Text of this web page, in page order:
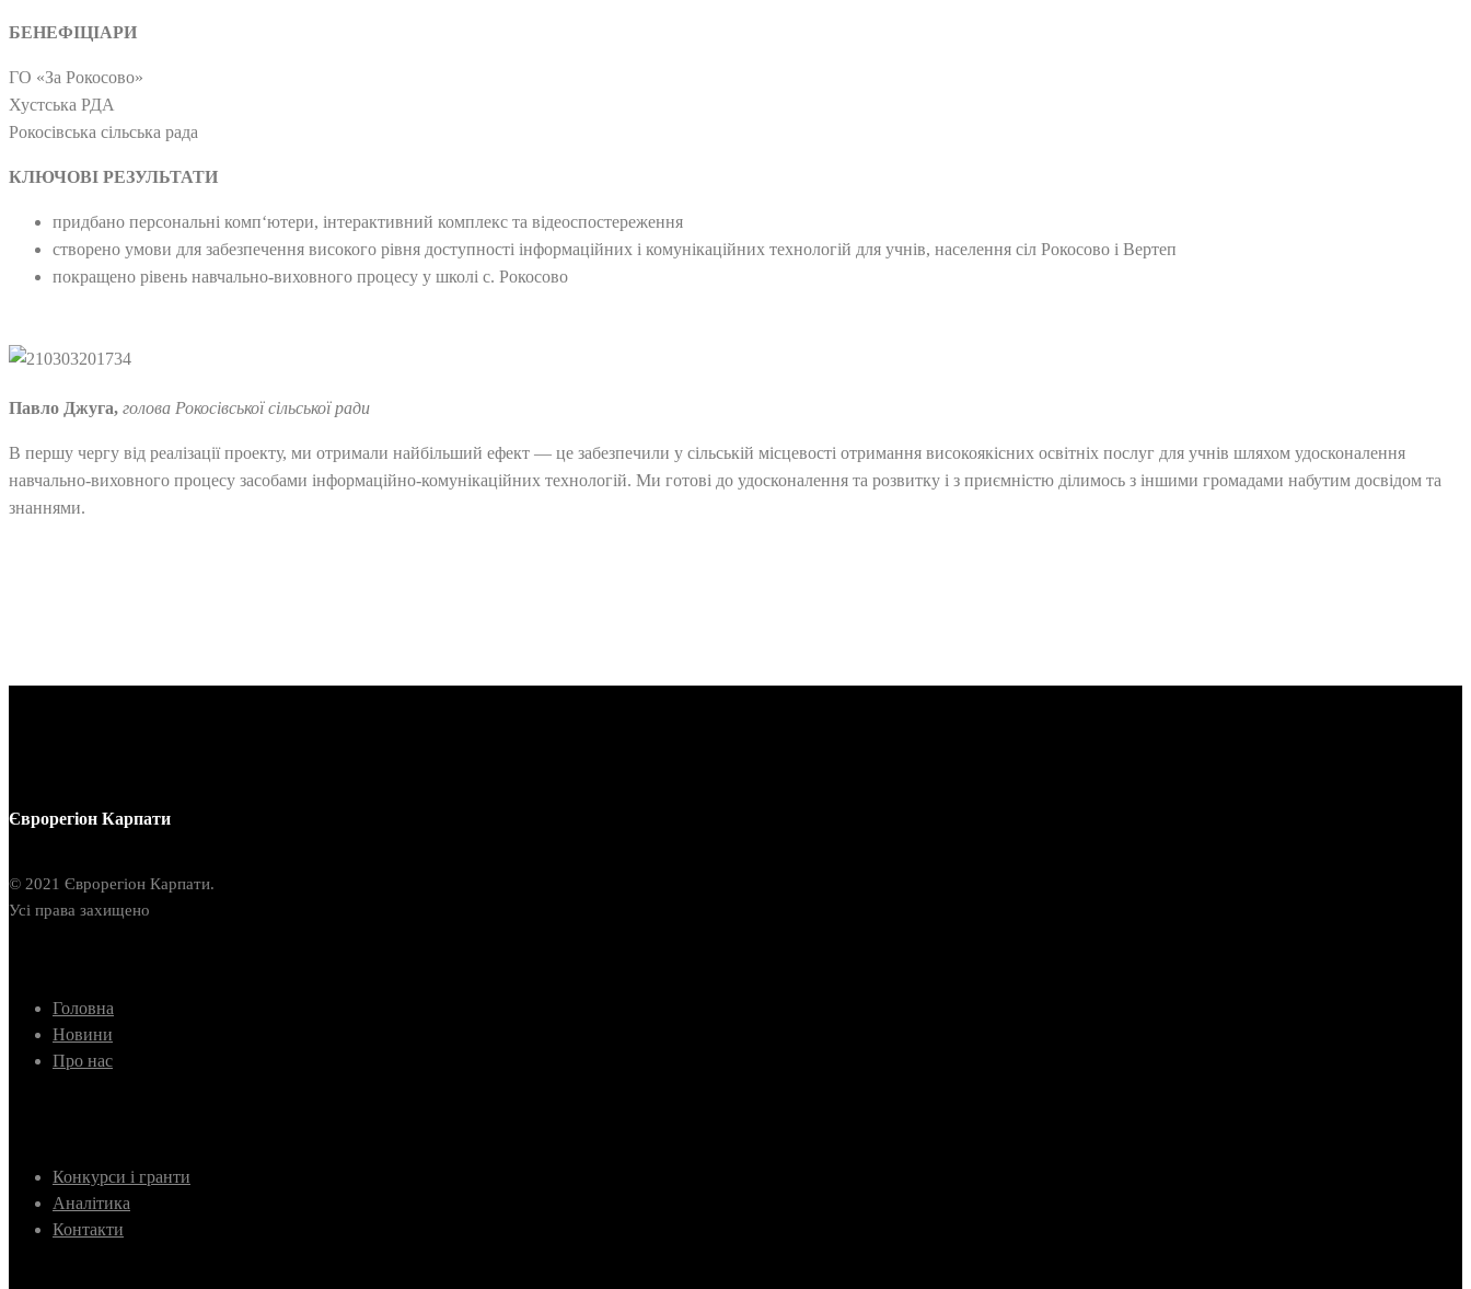
БЕНЕФІЦІАРИ
ГО «За Рокосово»
Хустська РДА
Рокосівська сільська рада
КЛЮЧОВІ РЕЗУЛЬТАТИ
придбано персональні комп‘ютери, інтерактивний комплекс та відеоспостереження
створено умови для забезпечення високого рівня доступності інформаційних і комунікаційних технологій для учнів, населення сіл Рокосово і Вертеп
покращено рівень навчально-виховного процесу у школі с. Рокосово
Павло Джуга, голова Рокосівської сільської ради
В першу чергу від реалізації проекту, ми отримали найбільший ефект — це забезпечили у сільській місцевості отримання високоякісних освітніх послуг для учнів шляхом удосконалення
навчально-виховного процесу засобами інформаційно-комунікаційних технологій. Ми готові до удосконалення та розвитку і з приємністю ділимось з іншими громадами набутим досвідом та
знаннями.
Єврорегіон Карпати
© 2021 Єврорегіон Карпати.
Усі права захищено
Головна
Новини
Про нас
Конкурси і гранти
Аналітика
Контакти